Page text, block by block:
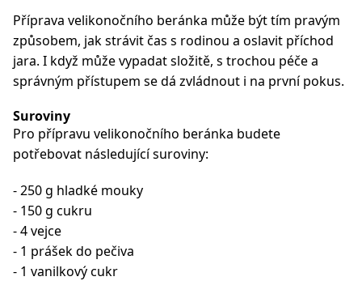
Příprava velikonočního beránka může být tím pravým
způsobem, jak strávit čas s rodinou a oslavit příchod
jara. I když může vypadat složitě, s trochou péče a
správným přístupem se dá zvládnout i na první pokus.
Suroviny
Pro přípravu velikonočního beránka budete
potřebovat následující suroviny:
- 250 g hladké mouky
- 150 g cukru
- 4 vejce
- 1 prášek do pečiva
- 1 vanilkový cukr